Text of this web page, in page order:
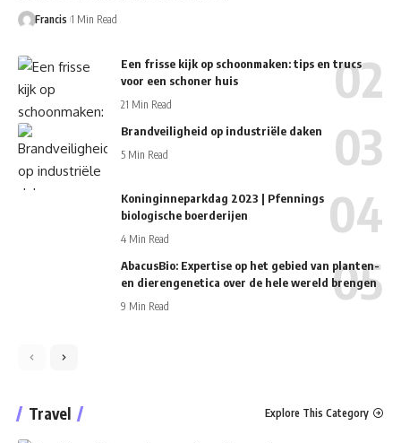
Francis 1 Min Read
Een frisse kijk op schoonmaken: tips en trucs
voor een schoner huis
21 Min Read
Brandveiligheid op industriële daken
5 Min Read
Koninginneparkdag 2023 | Pfennings
biologische boerderijen
4 Min Read
AbacusBio: Expertise op het gebied van planten-
en dierengenetica over de hele wereld brengen
9 Min Read
Travel Explore This Category